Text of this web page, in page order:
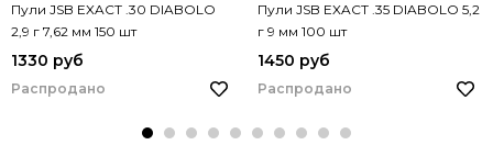
Пули JSB EXACT .30 DIABOLO
2,9 г 7,62 мм 150 шт
1330 руб
Распродано
Пули JSB EXACT .35 DIABOLO 5,2
г 9 мм 100 шт
1450 руб
Распродано